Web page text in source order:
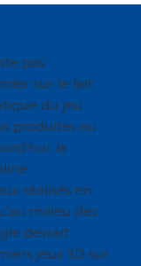
pas
sur le fait
du jeu
produites ou
la
réalisés en
milieu des
devrait
jeux 3D sur